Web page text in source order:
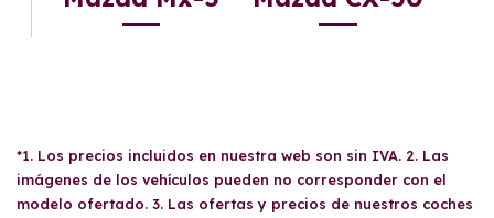
*1. Los precios incluidos en nuestra web son sin IVA. 2. Las
imágenes de los vehículos pueden no corresponder con el
modelo ofertado. 3. Las ofertas y precios de nuestros coches